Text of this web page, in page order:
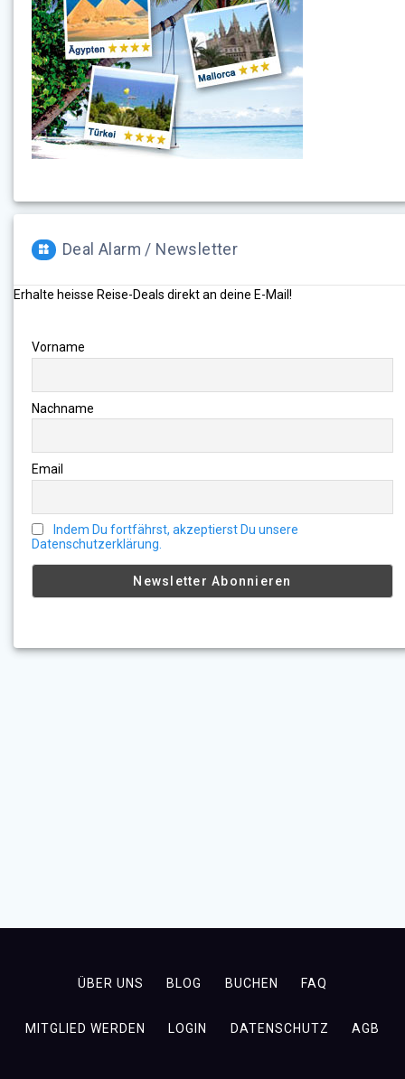
Deal Alarm / Newsletter
Erhalte heisse Reise-Deals direkt an deine E-Mail!
Vorname
Nachname
Email
Indem Du fortfährst, akzeptierst Du unsere
Datenschutzerklärung.
ÜBER UNS BLOG BUCHEN FAQ
MITGLIED WERDEN LOGIN DATENSCHUTZ AGB